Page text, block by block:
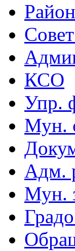
Район
КСО
Упр.
Мун.
Адм.
Мун.